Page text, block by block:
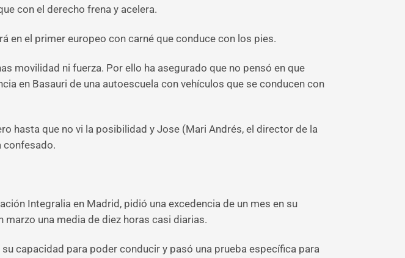
con el derecho frena y acelera.
en el primer europeo con carné que conduce con los pies.
movilidad ni fuerza. Por ello ha asegurado que no pensó en que
en Basauri de una autoescuela con vehículos que se conducen con
hasta que no vi la posibilidad y Jose (Mari Andrés, el director de la
confesado.
Integralia en Madrid, pidió una excedencia de un mes en su
una media de diez horas casi diarias.
capacidad para poder conducir y pasó una prueba específica para